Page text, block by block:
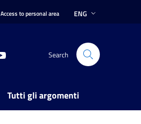
Access to personal area ENG
Search
Tutti gli argomenti